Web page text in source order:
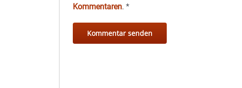
Kommentaren.*